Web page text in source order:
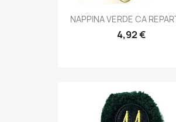
Anteprima
NAPPINA VERDE CA
4,92 €